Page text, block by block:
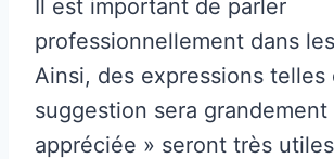
Il est important de parler
professionnellement dans
Ainsi, des expressions telles
suggestion sera grandement
appréciée » seront très